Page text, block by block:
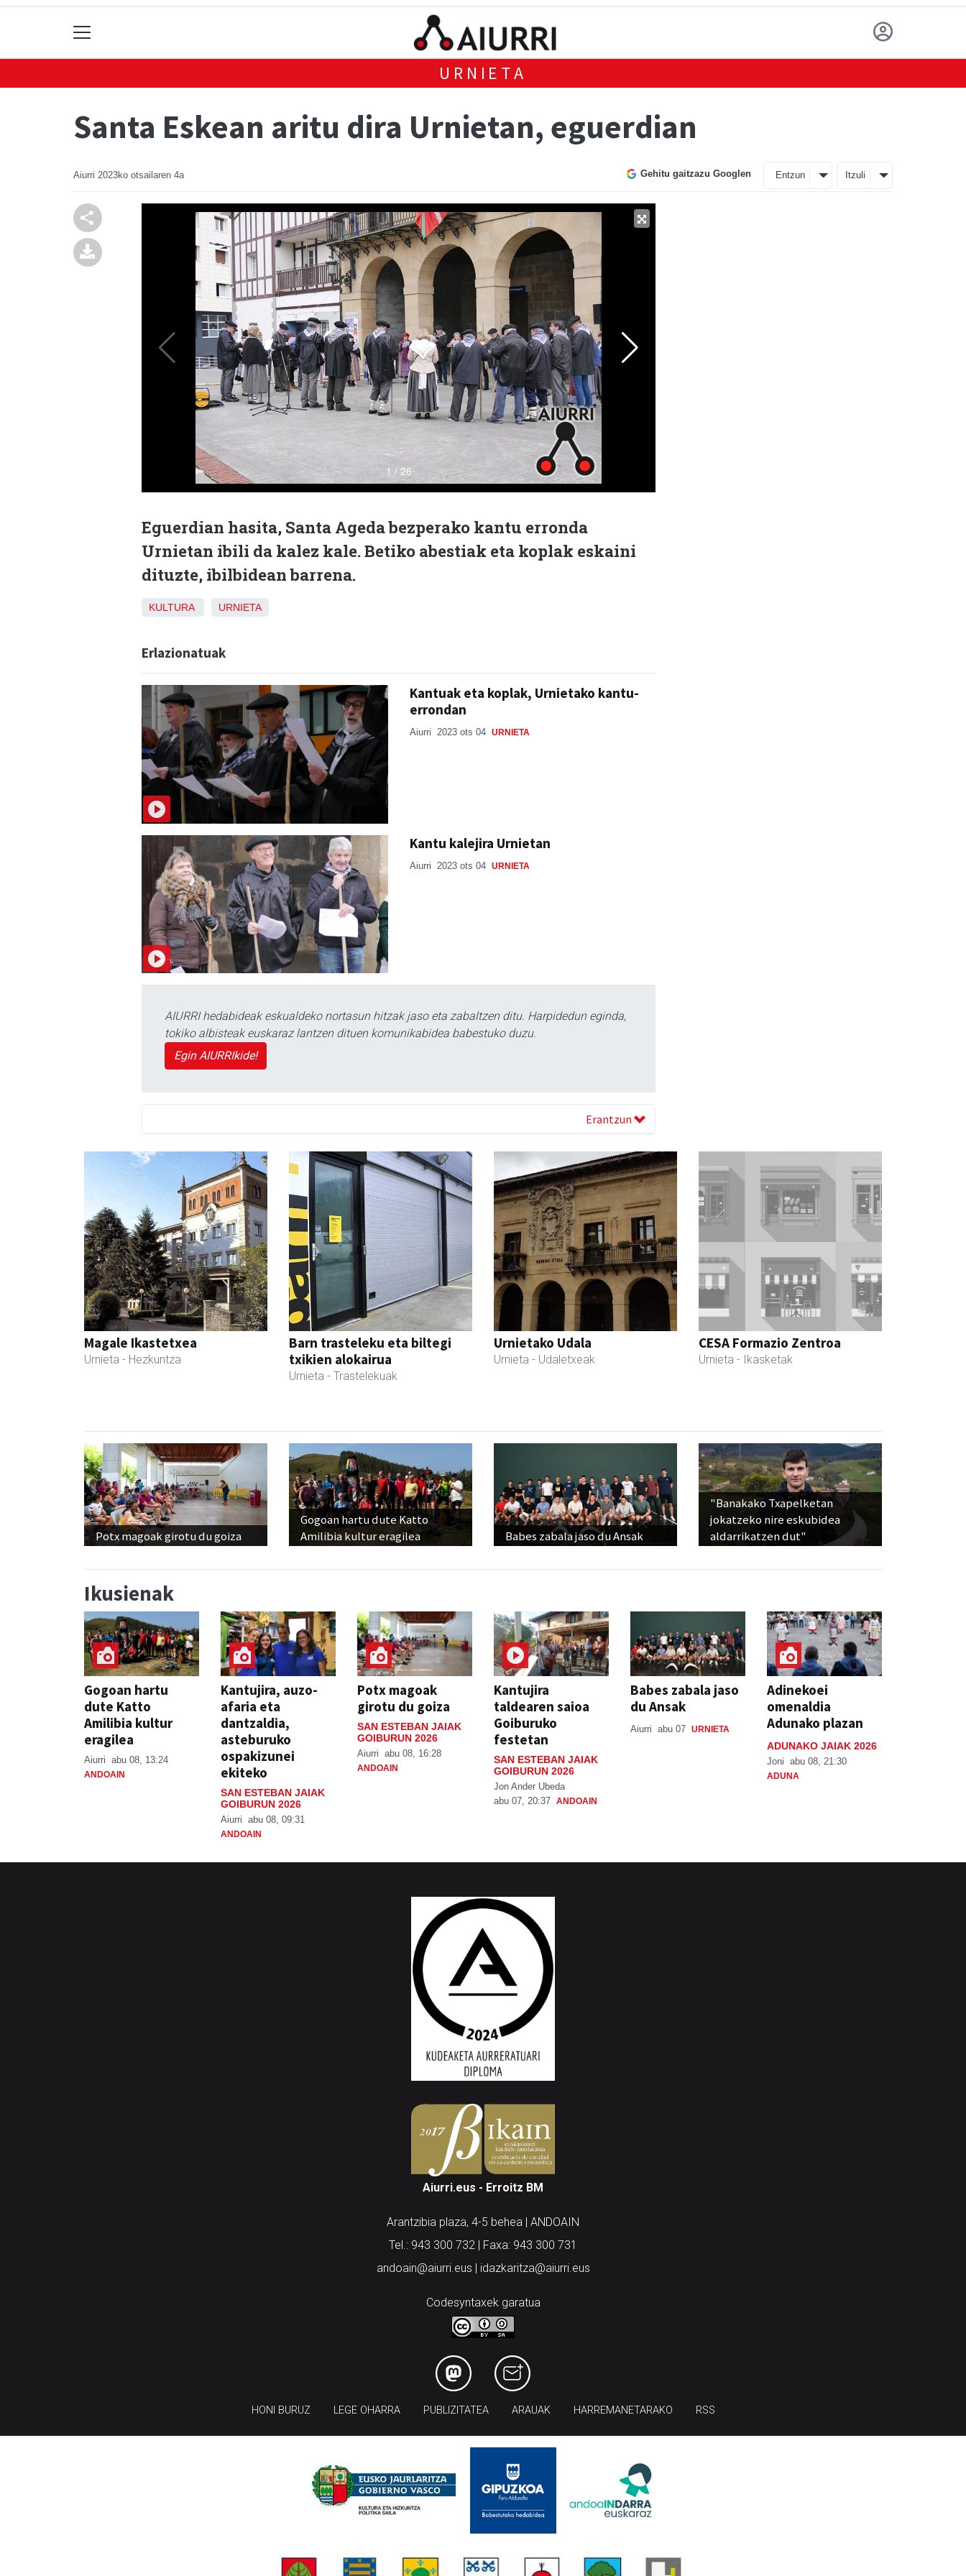
URNIETA
Santa Eskean aritu dira Urnietan, eguerdian
Aiurri 2023ko otsailaren 4a Gehitu gaitzazu Googlen Entzun Itzuli
Eguerdian hasita, Santa Ageda bezperako kantu erronda
Urnietan ibili da kalez kale. Betiko abestiak eta koplak eskaini
dituzte, ibilbidean barrena.
KULTURA URNIETA
Erlazionatuak
Kantuak eta koplak, Urnietako kantu-
errondan
Aiurri 2023 ots 04 URNIETA
Kantu kalejira Urnietan
Aiurri 2023 ots 04 URNIETA
AIURRI hedabideak eskualdeko nortasun hitzak jaso eta zabaltzen ditu. Harpidedun eginda,
tokiko albisteak euskaraz lantzen dituen komunikabidea babestuko duzu.
Egin AIURRIkide!
Erantzun
Magale Ikastetxea
Urnieta - Hezkuntza
Barn trasteleku eta biltegi
txikien alokairua
Urnieta - Trastelekuak
Urnietako Udala
Urnieta - Udaletxeak
CESA Formazio Zentroa
Urnieta - Ikasketak
Potx magoak girotu du goiza
Gogoan hartu dute Katto
Amilibia kultur eragilea
Babes zabala jaso du Ansak
"Banakako Txapelketan
jokatzeko nire eskubidea
aldarrikatzen dut"
Ikusienak
Gogoan hartu
dute Katto
Amilibia kultur
eragilea
Aiurri abu 08, 13:24
ANDOAIN
Kantujira, auzo-
afaria eta
dantzaldia,
asteburuko
ospakizunei
ekiteko
SAN ESTEBAN JAIAK
GOIBURUN 2026
Aiurri abu 08, 09:31
ANDOAIN
Potx magoak
girotu du goiza
SAN ESTEBAN JAIAK
GOIBURUN 2026
Aiurri abu 08, 16:28
ANDOAIN
Kantujira
taldearen saioa
Goiburuko
festetan
SAN ESTEBAN JAIAK
GOIBURUN 2026
Jon Ander Ubeda
abu 07, 20:37 ANDOAIN
Babes zabala jaso
du Ansak
Aiurri abu 07 URNIETA
Adinekoei
omenaldia
Adunako plazan
ADUNAKO JAIAK 2026
Joni abu 08, 21:30
ADUNA
Aiurri.eus - Erroitz BM
Arantzibia plaza, 4-5 behea | ANDOAIN
Tel.: 943 300 732 | Faxa: 943 300 731
andoain@aiurri.eus | idazkaritza@aiurri.eus
Codesyntaxek garatua
HONI BURUZ LEGE OHARRA PUBLIZITATEA ARAUAK HARREMANETARAKO RSS